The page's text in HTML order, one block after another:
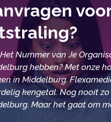
Nummer van Je
hebben? Met onze
in Middelburg.
kengetal. Nog nooit
Maar het gaat om